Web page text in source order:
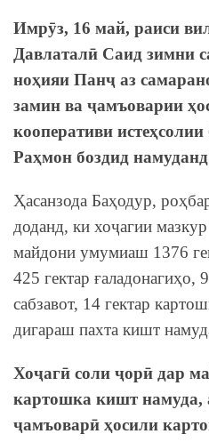
Имрӯз, 16 май, раиси
Давлаталӣ Саид зимни
ноҳияи Панҷ аз
замин ва ҷамъоварии
кооперативи
Раҳмон боздид
Ҳасанзода Баҳодур,
доданд, ки хоҷагии
майдони умумиаш 1376
425 гектар ғаладонагиҳо,
сабзавот, 14 гектар
дигараш пахта кишт
Хоҷагӣ соли ҷорӣ дар
картошка кишт намуда,
ҷамъоварӣ ҳосили